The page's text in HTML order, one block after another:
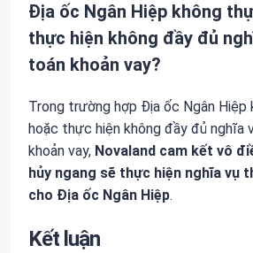
Địa ốc Ngân Hiệp không
thực hiện không đầy đủ
toán khoản vay?
Trong trường hợp Địa ốc Ngân Hiệp
hoặc thực hiện không đầy đủ nghĩa
khoản vay, Novaland cam kết vô
hủy ngang sẽ thực hiện nghĩa vụ
cho Địa ốc Ngân Hiệp.
Kết luận